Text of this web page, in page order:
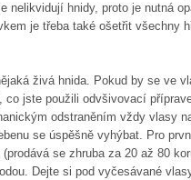
nelikvidují hnidy, proto je nutná
je třeba také ošetřit všechny
živá hnida. Pokud by se ve
jste použili odvšivovací
odstraněním vždy vlasy
se úspěšně vyhýbat. Pro
se zhruba za 20 až 80
Dejte si pod vyčesávané